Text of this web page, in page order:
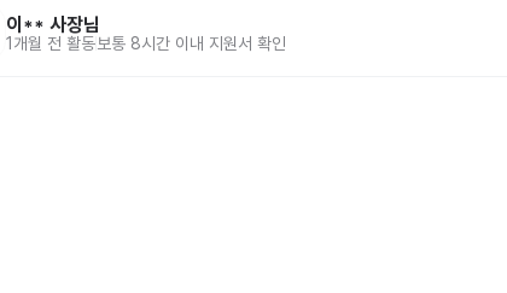
이** 사장님
1개월 전 활동보통 8시간 이내 지원서 확인